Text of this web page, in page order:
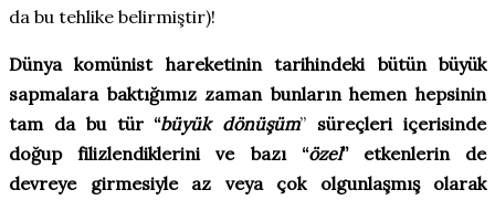
da bu tehlike belirmiştir)!
Dünya komünist hareketinin tarihindeki bütün büyük
sapmalara baktığımız zaman bunların hemen hepsinin
tam da bu tür “büyük dönüşüm” süreçleri içerisinde
doğup filizlendiklerini ve bazı “özel”etkenlerin de
devreye girmesiyle az veya çok olgunlaşmış olarak